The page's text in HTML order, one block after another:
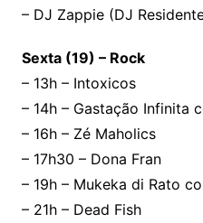
– DJ Zappie (DJ
Sexta (19) – Rock
– 13h – Intoxicos
– 14h – Gastação Infinita
– 16h – Zé Maholics
– 17h30 – Dona Fran
– 19h – Mukeka di Rato
– 21h – Dead Fish